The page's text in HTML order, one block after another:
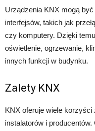
Urządzenia KNX mogą
interfejsów, takich jak
czy komputery. Dzięki
oświetlenie, ogrzewanie,
innych funkcji w budynku.
Zalety KNX
KNX oferuje wiele
instalatorów i